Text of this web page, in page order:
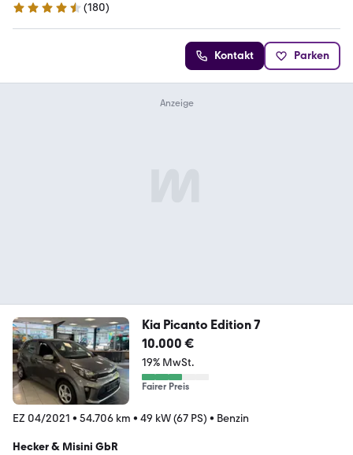
4.6 Sterne
(180)
Kontakt Parken
Kia Picanto Edition 7
10.000 €
19% MwSt.
Fairer Preis
EZ 04/2021 • 54.706 km • 49 kW (67 PS) • Benzin
Hecker & Misini GbR